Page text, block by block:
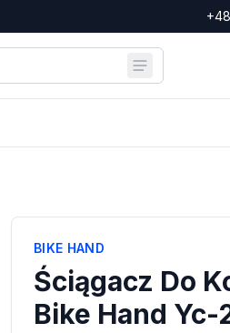
BIKE HAND
Ściągacz Do
Bike Hand Yc-